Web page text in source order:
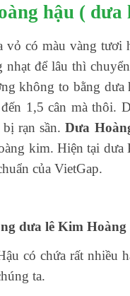
hậu ( dưa
có màu vàng tươi
để lâu thì
không to bằng
1,5 cân mà thôi.
rạn sần. Dưa
kim. Hiện tại
của VietGap.
dưa lê Kim Hoàng
có chứa rất nhiều
ta.